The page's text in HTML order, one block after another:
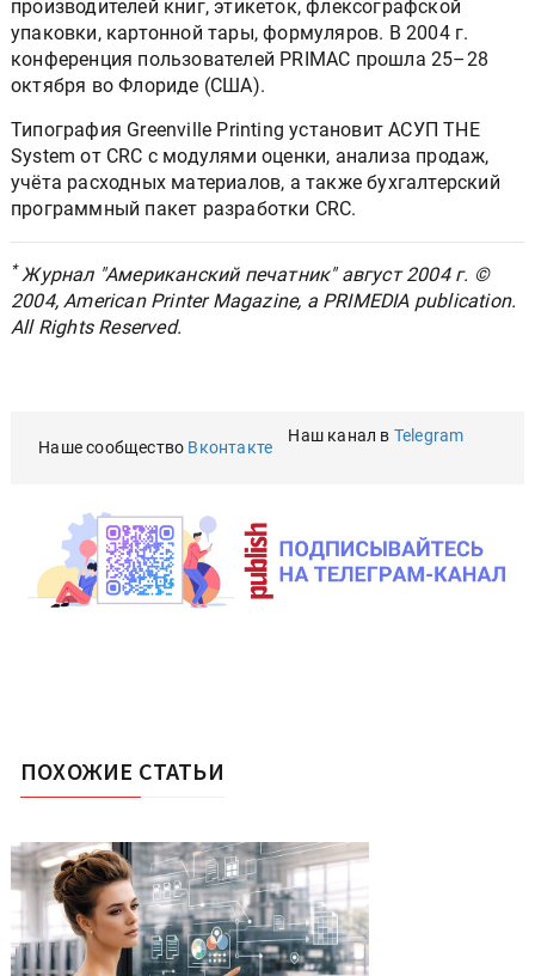
производителей книг, этикеток, флексографской
упаковки, картонной тары, формуляров. В 2004 г.
конференция пользователей PRIMAC прошла 25–28
октября во Флориде (США).
Типография Greenville Printing установит АСУП THE
System от CRC с модулями оценки, анализа продаж,
учёта расходных материалов, а также бухгалтерский
программный пакет разработки CRC.
*Журнал "Американский печатник" август 2004 г. ©
2004, American Printer Magazine, a PRIMEDIA publication.
All Rights Reserved.
Наше сообщество Вконтакте
Наш канал в Telegram
ПОХОЖИЕ СТАТЬИ